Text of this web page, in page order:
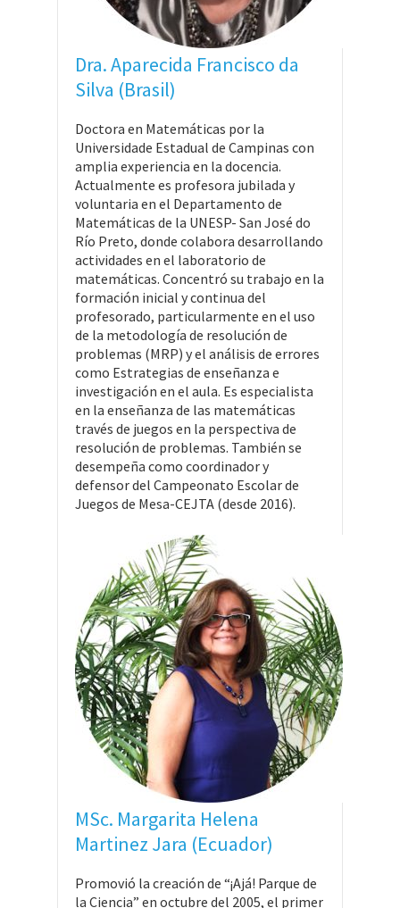
Dra. Aparecida Francisco da
Silva (Brasil)
Doctora en Matemáticas por la
Universidade Estadual de Campinas con
amplia experiencia en la docencia.
Actualmente es profesora jubilada y
voluntaria en el Departamento de
Matemáticas de la UNESP- San José do
Río Preto, donde colabora desarrollando
actividades en el laboratorio de
matemáticas. Concentró su trabajo en la
formación inicial y continua del
profesorado, particularmente en el uso
de la metodología de resolución de
problemas (MRP) y el análisis de errores
como Estrategias de enseñanza e
investigación en el aula. Es especialista
en la enseñanza de las matemáticas
través de juegos en la perspectiva de
resolución de problemas. También se
desempeña como coordinador y
defensor del Campeonato Escolar de
Juegos de Mesa-CEJTA (desde 2016).
MSc. Margarita Helena
Martinez Jara (Ecuador)
Promovió la creación de “¡Ajá! Parque de
la Ciencia” en octubre del 2005, el primer